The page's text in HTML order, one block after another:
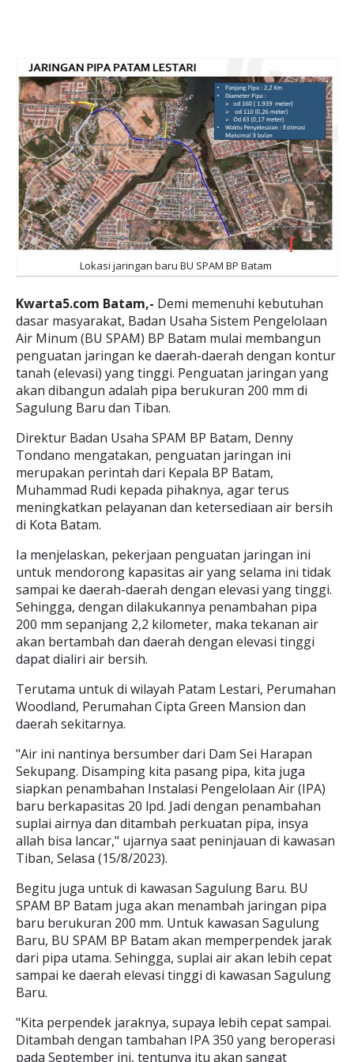
Lokasi jaringan baru BU SPAM BP Batam
Kwarta5.com Batam,- Demi memenuhi kebutuhan
dasar masyarakat, Badan Usaha Sistem Pengelolaan
Air Minum (BU SPAM) BP Batam mulai membangun
penguatan jaringan ke daerah-daerah dengan kontur
tanah (elevasi) yang tinggi. Penguatan jaringan yang
akan dibangun adalah pipa berukuran 200 mm di
Sagulung Baru dan Tiban.
Direktur Badan Usaha SPAM BP Batam, Denny
Tondano mengatakan, penguatan jaringan ini
merupakan perintah dari Kepala BP Batam,
Muhammad Rudi kepada pihaknya, agar terus
meningkatkan pelayanan dan ketersediaan air bersih
di Kota Batam.
Ia menjelaskan, pekerjaan penguatan jaringan ini
untuk mendorong kapasitas air yang selama ini tidak
sampai ke daerah-daerah dengan elevasi yang tinggi.
Sehingga, dengan dilakukannya penambahan pipa
200 mm sepanjang 2,2 kilometer, maka tekanan air
akan bertambah dan daerah dengan elevasi tinggi
dapat dialiri air bersih.
Terutama untuk di wilayah Patam Lestari, Perumahan
Woodland, Perumahan Cipta Green Mansion dan
daerah sekitarnya.
"Air ini nantinya bersumber dari Dam Sei Harapan
Sekupang. Disamping kita pasang pipa, kita juga
siapkan penambahan Instalasi Pengelolaan Air (IPA)
baru berkapasitas 20 lpd. Jadi dengan penambahan
suplai airnya dan ditambah perkuatan pipa, insya
allah bisa lancar," ujarnya saat peninjauan di kawasan
Tiban, Selasa (15/8/2023).
Begitu juga untuk di kawasan Sagulung Baru. BU
SPAM BP Batam juga akan menambah jaringan pipa
baru berukuran 200 mm. Untuk kawasan Sagulung
Baru, BU SPAM BP Batam akan memperpendek jarak
dari pipa utama. Sehingga, suplai air akan lebih cepat
sampai ke daerah elevasi tinggi di kawasan Sagulung
Baru.
"Kita perpendek jaraknya, supaya lebih cepat sampai.
Ditambah dengan tambahan IPA 350 yang beroperasi
pada September ini, tentunya itu akan sangat